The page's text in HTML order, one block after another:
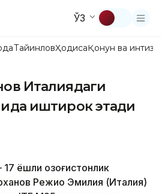
ЎЗ
ТайинловҲодисаҚонун ва
Италиядаги
иштирок этади
ёшли қозоғистонлик
Режио Эмилия (Италия)